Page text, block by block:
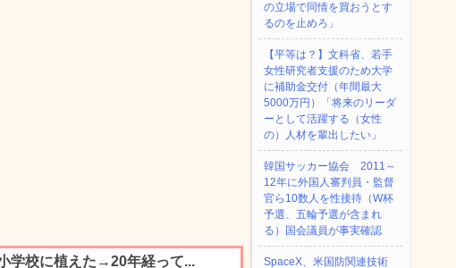
の立場で同情を買おうとす
るのを止めろ」
【平等は？】文科省、若手
女性研究者支援のため大学
に補助金交付（年間最大
5000万円）「将来のリーダ
ーとして活躍する（女性
の）人材を輩出したい」
韓国サッカー協会 2011～
12年に外国人審判員・監督
官ら10数人を性接待（W杯
予選、五輪予選が含まれ
る）国会議員が事実確認
SpaceX、米国防関連技術